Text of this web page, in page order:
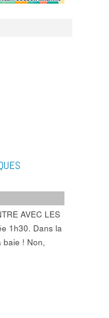
AVEC LES
1h30. Dans la
baie ! Non,